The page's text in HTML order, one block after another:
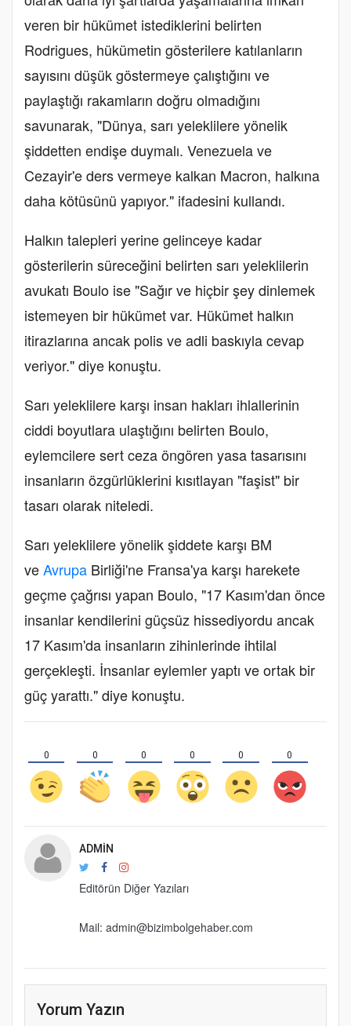
veren bir hükümet istediklerini belirten
Rodrigues, hükümetin gösterilere katılanların
sayısını düşük göstermeye çalıştığını ve
paylaştığı rakamların doğru olmadığını
savunarak, "Dünya, sarı yeleklilere yönelik
şiddetten endişe duymalı. Venezuela ve
Cezayir'e ders vermeye kalkan Macron, halkına
daha kötüsünü yapıyor." ifadesini kullandı.
Halkın talepleri yerine gelinceye kadar
gösterilerin süreceğini belirten sarı yeleklilerin
avukatı Boulo ise "Sağır ve hiçbir şey dinlemek
istemeyen bir hükümet var. Hükümet halkın
itirazlarına ancak polis ve adli baskıyla cevap
veriyor." diye konuştu.
Sarı yeleklilere karşı insan hakları ihlallerinin
ciddi boyutlara ulaştığını belirten Boulo,
eylemcilere sert ceza öngören yasa tasarısını
insanların özgürlüklerini kısıtlayan "faşist" bir
tasarı olarak niteledi.
Sarı yeleklilere yönelik şiddete karşı BM
veAvrupa Birliği'ne Fransa'ya karşı harekete
geçme çağrısı yapan Boulo, "17 Kasım'dan önce
insanlar kendilerini güçsüz hissediyordu ancak
17 Kasım'da insanların zihinlerinde ihtilal
gerçekleşti. İnsanlar eylemler yaptı ve ortak bir
güç yarattı." diye konuştu.
0 0 0 0 0 0
ADMIN
Editörün Diğer Yazıları
Mail: admin@bizimbolgehaber.com
Yorum Yazın